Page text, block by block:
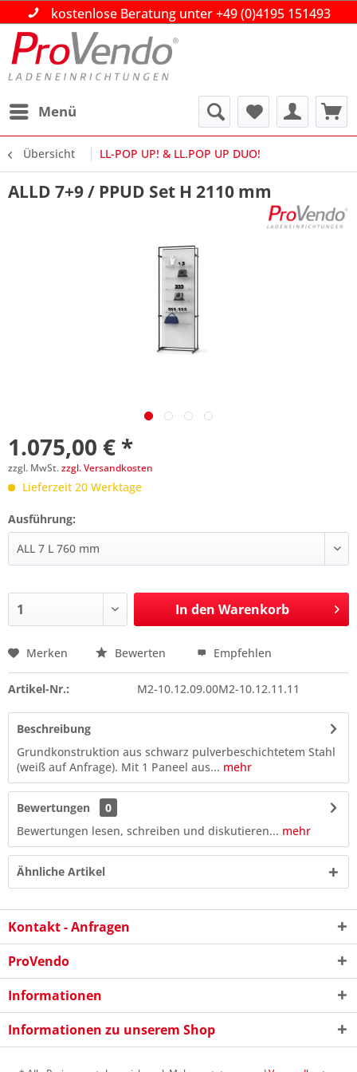
kostenlose Beratung unter +49 (0)4195 151493
Über 30 Jahre Ihr Partner im Gross- und
Einzelhandel!
Menü
kostenlose Beratung unter +49 (0)4195 151493
Über 30 Jahre Ihr Partner im Gross- und
Einzelhandel!
Übersicht LL-POP UP! & LL.POP UP DUO!
ALLD 7+9 / PPUD Set H 2110 mm
1.075,00 € *
zzgl. MwSt.zzgl. Versandkosten
Lieferzeit 20 Werktage
Ausführung:
In den Warenkorb
Preis anfragen
Merken Bewerten Empfehlen
Artikel-Nr.: M2-10.12.09.00M2-10.12.11.11
Beschreibung
Grundkonstruktion aus schwarz pulverbeschichtetem Stahl
(weiß auf Anfrage). Mit 1 Paneel aus... mehr
Bewertungen
0
Bewertungen lesen, schreiben und diskutieren... mehr
Ähnliche Artikel
kostenlose Beratung unter +49 (0)4195 151493
Über 30 Jahre Ihr Partner im Gross- und
Einzelhandel!
Kontakt - Anfragen
ProVendo
Informationen
Informationen zu unserem Shop